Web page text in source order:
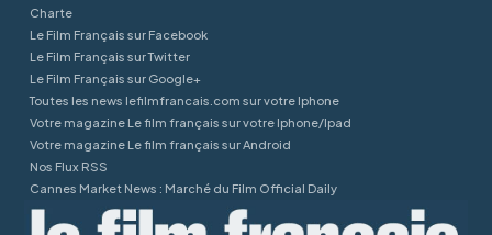
Charte
Le Film Français sur Facebook
Le Film Français sur Twitter
Le Film Français sur Google+
Toutes les news lefilmfrancais.com sur votre Iphone
Votre magazine Le film français sur votre Iphone/Ipad
Votre magazine Le film français sur Android
Nos Flux RSS
Cannes Market News : Marché du Film Official Daily